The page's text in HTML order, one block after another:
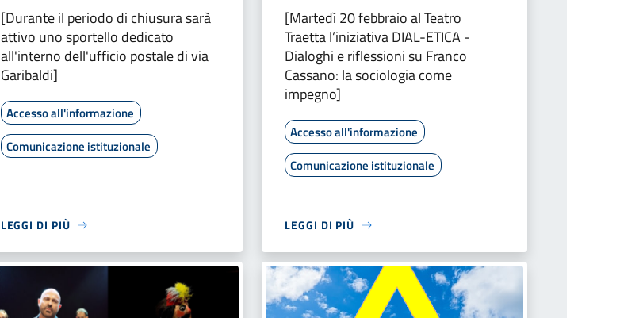
[Durante il periodo di chiusura sarà
attivo uno sportello dedicato
all'interno dell'ufficio postale di via
Garibaldi]
Accesso all'informazione
Comunicazione istituzionale
LEGGI DI PIÙ
[Martedì 20 febbraio al Teatro
Traetta l’iniziativa DIAL-ETICA -
Dialoghi e riflessioni su Franco
Cassano: la sociologia come
impegno]
Accesso all'informazione
Comunicazione istituzionale
LEGGI DI PIÙ